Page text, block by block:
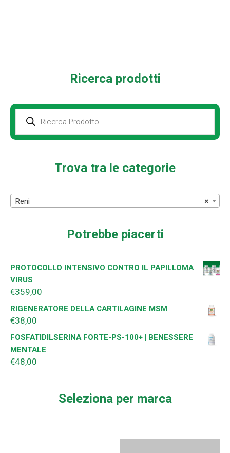
Le
del
prodotto
Ricerca prodotti
Prodotti
della
ricerca
Trova tra le categorie
×
Reni
Potrebbe piacerti
PROTOCOLLO INTENSIVO CONTRO IL PAPILLOMA
VIRUS
€359,00
RIGENERATORE DELLA CARTILAGINE MSM
€38,00
FOSFATIDILSERINA FORTE-PS-100+ | BENESSERE
MENTALE
€48,00
Seleziona per marca